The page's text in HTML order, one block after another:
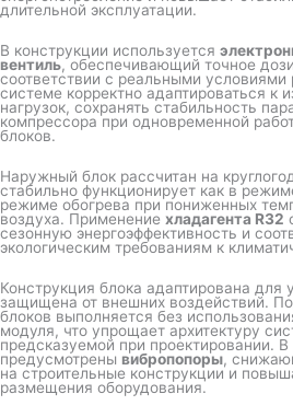
длительной эксплуатации.
В конструкции используется
вентиль, обеспечивающий точное
соответствии с реальными условиями
системе корректно адаптироваться к
нагрузок, сохранять стабильность
компрессора при одновременной
блоков.
Наружный блок рассчитан на
стабильно функционирует как в
режиме обогрева при пониженных
воздуха. Применение хладагента R32
сезонную энергоэффективность и
экологическим требованиям к
Конструкция блока адаптирована для
защищена от внешних воздействий.
блоков выполняется без
модуля, что упрощает архитектуру
предсказуемой при проектировании. В
предусмотрены вибропопоры,
на строительные конструкции и
размещения оборудования.